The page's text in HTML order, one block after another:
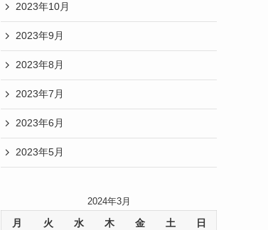
2023年10月
2023年9月
2023年8月
2023年7月
2023年6月
2023年5月
2024年3月
月 火 水 木 金 土 日